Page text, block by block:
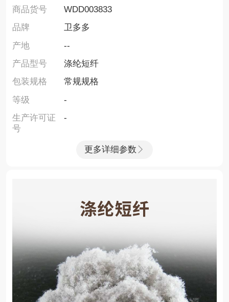
商品货号
WDD003833
品牌
卫多多
产地
--
产品型号
涤纶短纤
包装规格
常规规格
等级
-
生产许可证
号
-
更多详细参数 